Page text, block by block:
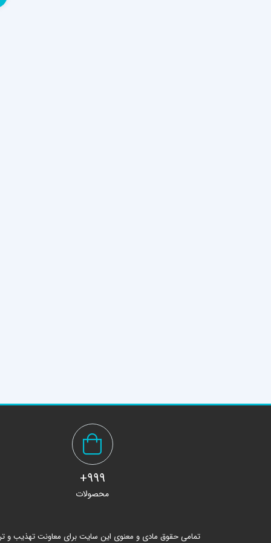
999+
محصولات
تمامی حقوق مادی و معنوی این سایت برای معاونت تهذیب